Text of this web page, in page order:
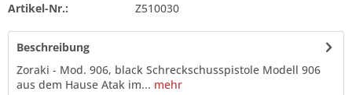
Artikel-Nr.: Z510030
Beschreibung
Zoraki - Mod. 906, black Schreckschusspistole Modell 906
aus dem Hause Atak im... mehr